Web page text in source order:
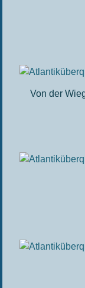
Von der